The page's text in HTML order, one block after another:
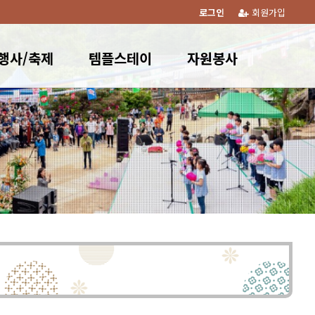
회원가입
로그인
사/축제 템플스테이 자원봉사